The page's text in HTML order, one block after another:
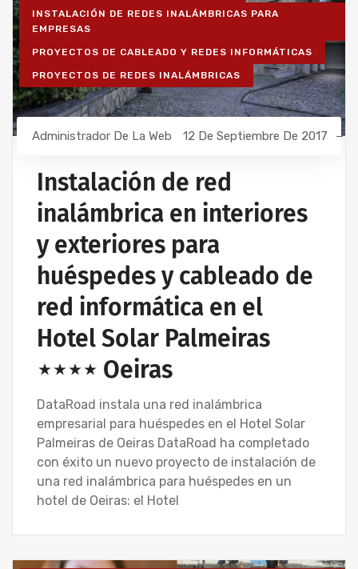
INSTALACIÓN DE REDES INALÁMBRICAS PARA
EMPRESAS
PROYECTOS DE CABLEADO Y REDES INFORMÁTICAS
PROYECTOS DE REDES INALÁMBRICAS
Administrador De La Web 12 De Septiembre De 2017
Instalación de red
inalámbrica en interiores
y exteriores para
huéspedes y cableado de
red informática en el
Hotel Solar Palmeiras
⋆⋆⋆⋆ Oeiras
DataRoad instala una red inalámbrica
empresarial para huéspedes en el Hotel Solar
Palmeiras de Oeiras DataRoad ha completado
con éxito un nuevo proyecto de instalación de
una red inalámbrica para huéspedes en un
hotel de Oeiras: el Hotel